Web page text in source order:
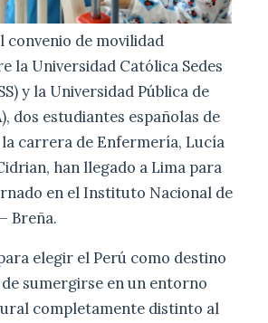
convenio de movilidad
la Universidad Católica Sedes
y la Universidad Pública de
dos estudiantes españolas de
carrera de Enfermería, Lucía
han llegado a Lima para
en el Instituto Nacional de
Breña.
elegir el Perú como destino
sumergirse en un entorno
completamente distinto al